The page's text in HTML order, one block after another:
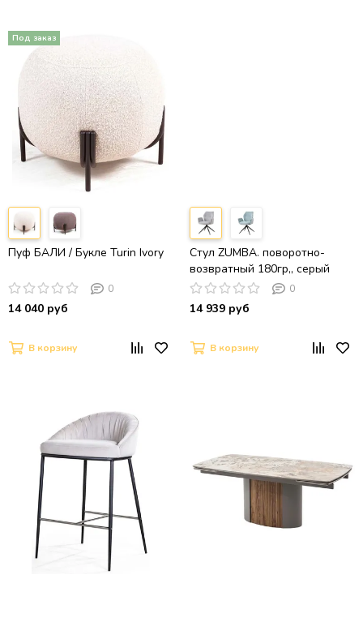
Пуф БАЛИ / Букле Turin Ivory
0
14 040 руб
В корзину
Стул ZUMBA. поворотно-
возвратный 180гр,, серый
шинилл / Черный
0
14 939 руб
В корзину